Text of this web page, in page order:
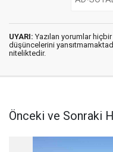
UYARI: Yazılan yorumlar
düşüncelerini
niteliktedir.
Önceki ve Sonraki